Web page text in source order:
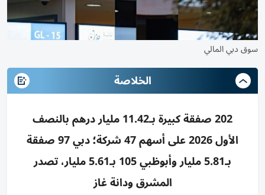
سوق دبي المالي
الخلاصة
202 صفقة كبيرة بـ11.42 مليار درهم بالنصف
الأول 2026 على أسهم 47 شركة؛ دبي 97 صفقة
بـ5.81 مليار وأبوظبي 105 بـ5.61 مليار، تصدر
المشرق ودانة غاز